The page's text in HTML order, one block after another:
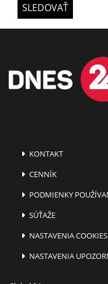
SLEDOVAŤ
KONTAKT
CENNÍK
PODMIENKY
SÚŤAŽE
NASTAVENIA COOKIES
NASTAVENIA